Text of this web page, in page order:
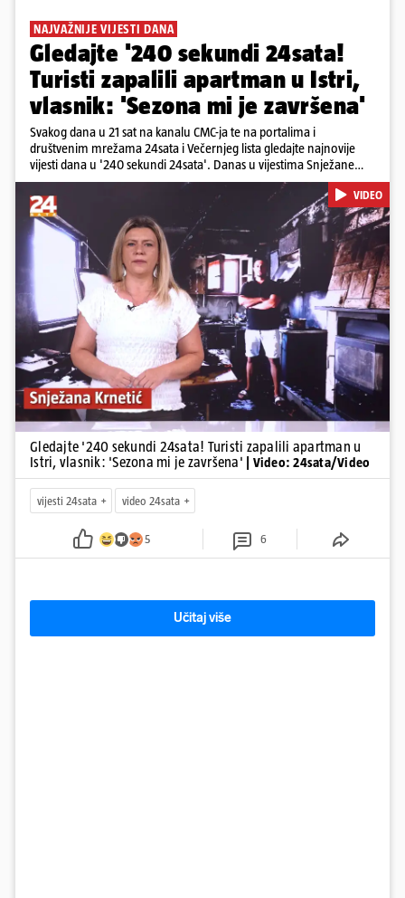
NAJVAŽNIJE VIJESTI DANA
Gledajte '240 sekundi 24sata!
Turisti zapalili apartman u Istri,
vlasnik: 'Sezona mi je završena'
Svakog dana u 21 sat na kanalu CMC-ja te na portalima i
društvenim mrežama 24sata i Večernjeg lista gledajte najnovije
vijesti dana u '240 sekundi 24sata'. Danas u vijestima Snježane
Krnetić: Turisti uništili apartman u Istri, 125 milijuna eura mogla bi
stajati sanacija otpada u Gospiću, u Osijeku pretukli nogometnog
suca, od utorka nove cijene goriva, rastu mirovine za 200 tisuća
branitelja...
Pokretanje videa...
VIDEO
Gledajte '240 sekundi 24sata! Turisti zapalili apartman u
Istri, vlasnik: 'Sezona mi je završena'
| Video: 24sata/Video
vijesti 24sata video 24sata
5 6
Učitaj više